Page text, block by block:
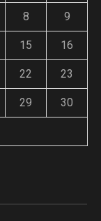
8 9
15 16
22 23
29 30